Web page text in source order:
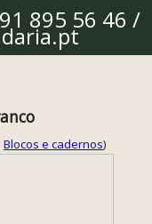
895 56 46 /
Blocos e cadernos)